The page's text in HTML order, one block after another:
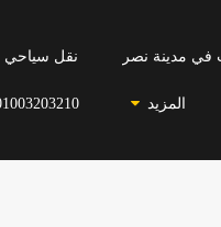
في مدينة نصر نقل سياحي
المزيد